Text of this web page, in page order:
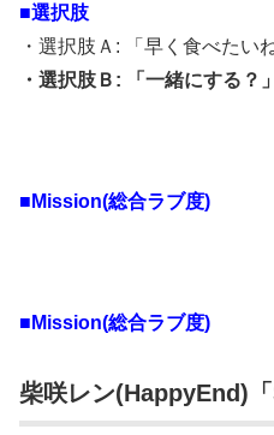
■選択肢
・選択肢Ａ: 「早く食べたいね
・選択肢Ｂ: 「一緒にする？
■Mission(総合ラブ度)
■Mission(総合ラブ度)
柴咲レン(HappyEnd)「